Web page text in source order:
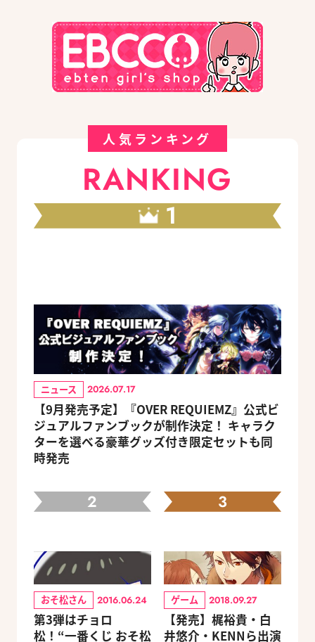
人気ランキング
RANKING
1
ニュース 2026.07.17
【9月発売予定】『OVER REQUIEMZ』公式ビ
ジュアルファンブックが制作決定！ キャラク
ターを選べる豪華グッズ付き限定セットも同
時発売
2
おそ松さん 2016.06.24
第3弾はチョロ
松！“一番くじ おそ松
3
ゲーム 2018.09.27
【発売】梶裕貴・白
井悠介・KENNら出演